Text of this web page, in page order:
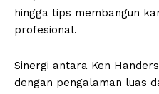
hingga tips membangun
profesional.
Sinergi antara Ken
dengan pengalaman luas